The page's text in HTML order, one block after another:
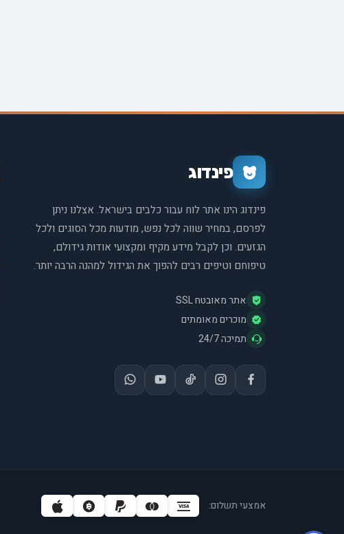
פינדוג
פינדוג הינו אתר לוח עבור כלבים בישראל. אצלנו ניתן
לפרסם, במחיר שווה לכל נפש, מודעות מכל הסוגים ולכל
הגזעים. וכן לקבל מידע מקיף ומקצועי אודות גידולם,
טיפוחם וטיפים רבים להפוך את הגידול למהנה הרבה יותר.
אתר מאובטח SSL
מוכרים מאומתים
תמיכה 24/7
אמצעי תשלום: